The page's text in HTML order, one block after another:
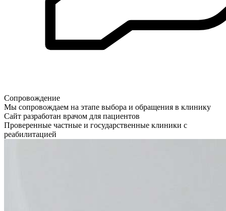
Сопровождение
Мы сопровождаем на этапе выбора и обращения в клинику
Сайт разработан врачом для пациентов
Проверенные частные и государственные клиники с
реабилитацией